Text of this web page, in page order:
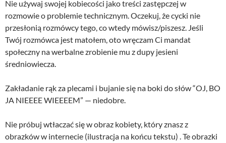
Nie używaj swojej kobiecości jako treści zastępczej w
rozmowie o problemie technicznym. Oczekuj, że cycki nie
przesłonią rozmówcy tego, co wtedy mówisz/piszesz. Jeśli
Twój rozmówca jest matołem, oto wręczam Ci mandat
społeczny na werbalne zrobienie mu z dupy jesieni
średniowiecza.
Zakładanie rąk za plecami i bujanie się na boki do słów “OJ, BO
JA NIEEEE WIEEEEM” — niedobre.
Nie próbuj wtłaczać się w obraz kobiety, który znasz z
obrazków w internecie (ilustracja na końcu tekstu) . Te obrazki